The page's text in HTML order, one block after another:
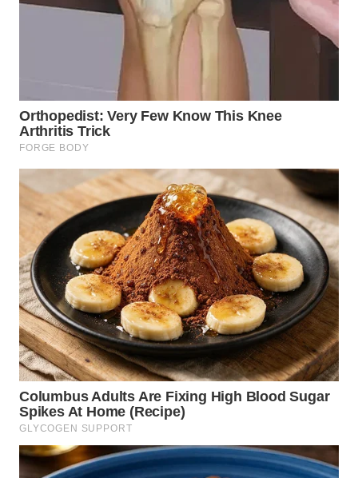
KARAWANG
WN
BOGOR
DEPOK
WN
TAPANULI
UTARA
WN
SAMOSIR
WN
PADANG